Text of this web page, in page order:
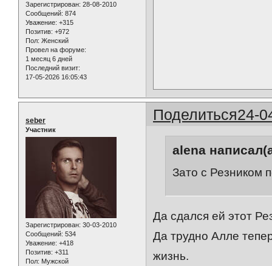
Зарегистрирован: 28-08-2010
Сообщений: 874
Уважение: +315
Позитив: +972
Пол: Женский
Провел на форуме:
1 месяц 6 дней
Последний визит:
17-05-2026 16:05:43
Поделиться24-
seber
Участник
Зарегистрирован: 30-03-2010
Сообщений: 534
Уважение: +418
Позитив: +311
Пол: Мужской
alena
Зато с Резником
Да сдался ей этот
Да трудно Алле
жизнь.